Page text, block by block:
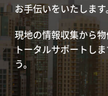
お手伝いをいたします
現地の情報収集から
トータルサポートし
う。